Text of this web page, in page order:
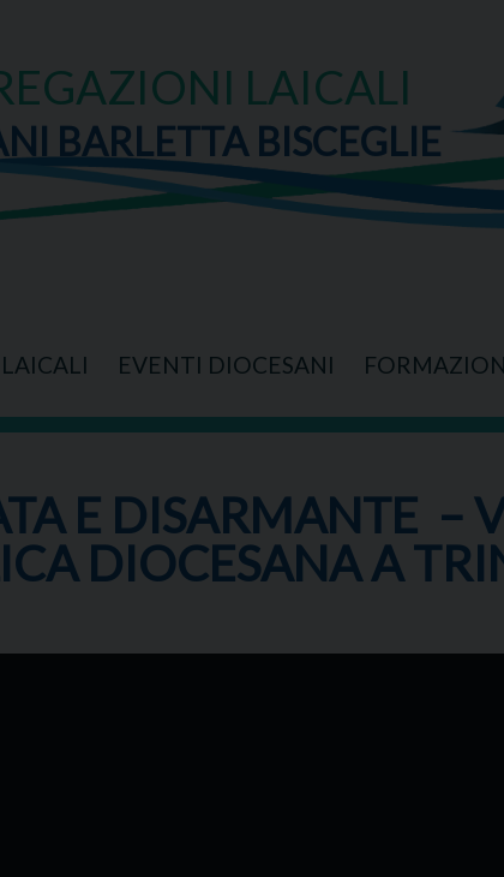
LAICALI
BARLETTA BISCEGLIE
EVENTI DIOCESANI
E DISARMANTE –
DIOCESANA A